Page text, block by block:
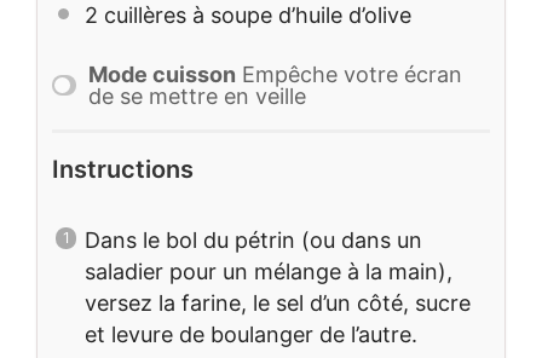
2 cuillères à soupe d’huile d’olive
Mode cuisson Empêche votre écran
de se mettre en veille
Instructions
Dans le bol du pétrin (ou dans un
saladier pour un mélange à la main),
versez la farine, le sel d’un côté, sucre
et levure de boulanger de l’autre.